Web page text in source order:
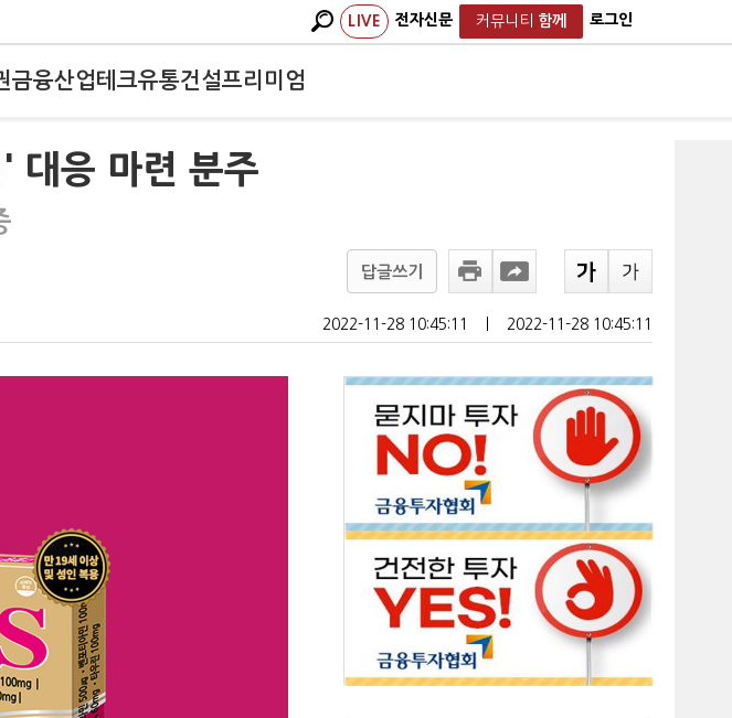
LIVE 전자신문 커뮤니티 함께 로그인
금융산업테크유통건설프리미엄
대응 마련 분주
답글쓰기
2022-11-28 10:45:11 2022-11-28 10:45:11